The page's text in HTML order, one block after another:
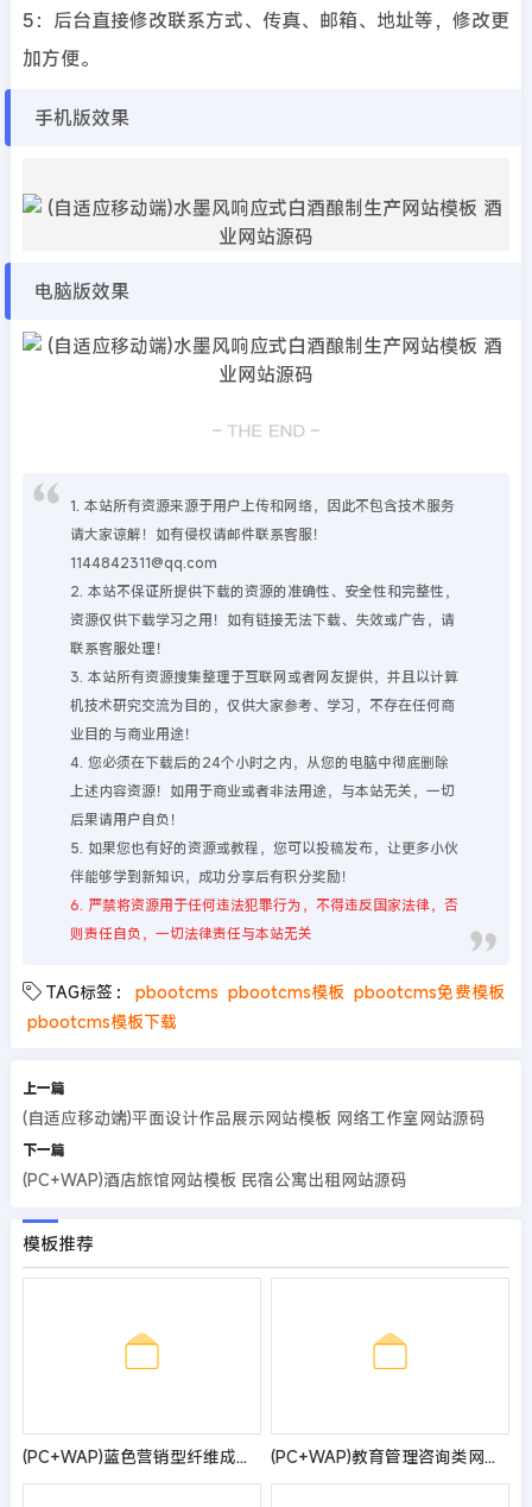
5：后台直接修改联系方式、传真、邮箱、地址等，修改更
加方便。
手机版效果
电脑版效果
1. 本站所有资源来源于用户上传和网络，因此不包含技术服务
请大家谅解！如有侵权请邮件联系客服！
1144842311@qq.com
2. 本站不保证所提供下载的资源的准确性、安全性和完整性，
资源仅供下载学习之用！如有链接无法下载、失效或广告，请
联系客服处理！
3. 本站所有资源搜集整理于互联网或者网友提供，并且以计算
机技术研究交流为目的，仅供大家参考、学习，不存在任何商
业目的与商业用途！
4. 您必须在下载后的24个小时之内，从您的电脑中彻底删除
上述内容资源！如用于商业或者非法用途，与本站无关，一切
后果请用户自负！
5. 如果您也有好的资源或教程，您可以投稿发布，让更多小伙
伴能够学到新知识，成功分享后有积分奖励！
6. 严禁将资源用于任何违法犯罪行为，不得违反国家法律，否
则责任自负，一切法律责任与本站无关
TAG标签： pbootcms pbootcms模板 pbootcms免费模板
pbootcms模板下载
上一篇
(自适应移动端)平面设计作品展示网站模板 网络工作室网站源码
下一篇
(PC+WAP)酒店旅馆网站模板 民宿公寓出租网站源码
模板推荐
(PC+WAP)蓝色营销型纤维成型行业设备pbootcms网站模板 纸浆模塑碳纤维机器网站源码 (PC+WAP)教育管理咨询类网站pbootcms模板 口才培训网站源码